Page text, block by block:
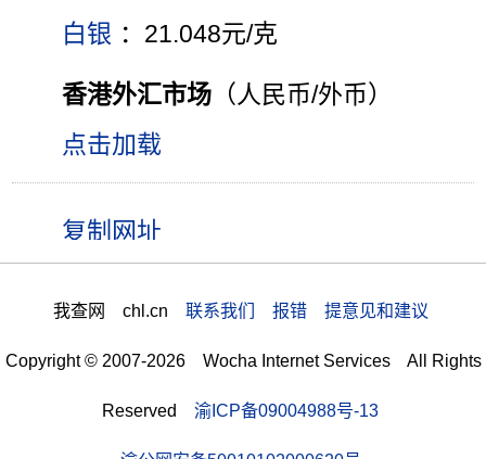
白银 ：21.048元/克
香港外汇市场 （人民币/外币）
点击加载
我查网 chl.cn 联系我们 报错 提意见和建议
Copyright © 2007-2026 Wocha Internet Services All Rights
Reserved 渝ICP备09004988号-13